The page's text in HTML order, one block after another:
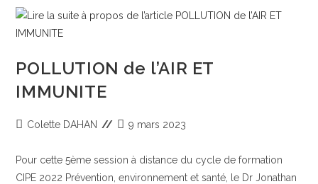
POLLUTION de l’AIR ET
IMMUNITE
Colette DAHAN 9 mars 2023
Pour cette 5ème session à distance du cycle de formation
CIPE 2022 Prévention, environnement et santé, le Dr Jonathan